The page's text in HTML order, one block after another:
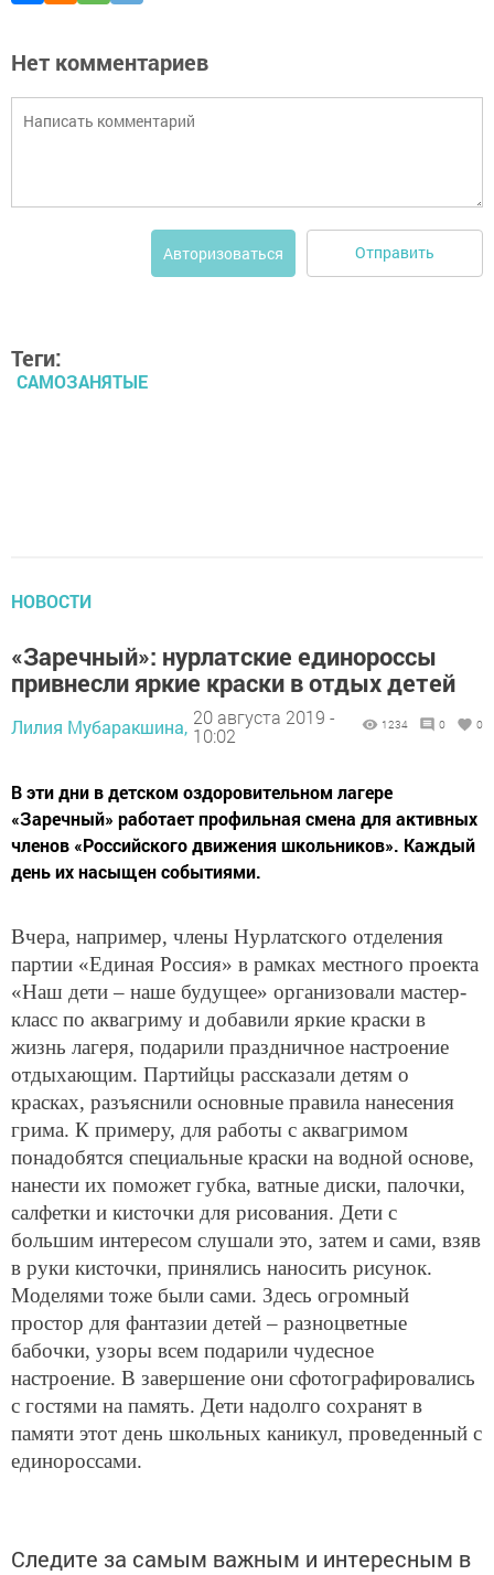
Нет комментариев
Авторизоваться Отправить
Теги:
САМОЗАНЯТЫЕ
НОВОСТИ
«Заречный»: нурлатские единороссы
привнесли яркие краски в отдых детей
Лилия Мубаракшина, 20 августа 2019 -
10:02
1234 0 0
В эти дни в детском оздоровительном лагере
«Заречный» работает профильная смена для активных
членов «Российского движения школьников». Каждый
день их насыщен событиями.
Вчера, например, члены Нурлатского отделения
партии «Единая Россия» в рамках местного проекта
«Наш дети – наше будущее» организовали мастер-
класс по аквагриму и добавили яркие краски в
жизнь лагеря, подарили праздничное настроение
отдыхающим. Партийцы рассказали детям о
красках, разъяснили основные правила нанесения
грима. К примеру, для работы с аквагримом
понадобятся специальные краски на водной основе,
нанести их поможет губка, ватные диски, палочки,
салфетки и кисточки для рисования. Дети с
большим интересом слушали это, затем и сами, взяв
в руки кисточки, принялись наносить рисунок.
Моделями тоже были сами. Здесь огромный
простор для фантазии детей – разноцветные
бабочки, узоры всем подарили чудесное
настроение. В завершение они сфотографировались
с гостями на память. Дети надолго сохранят в
памяти этот день школьных каникул, проведенный с
единороссами.
Следите за самым важным и интересным в